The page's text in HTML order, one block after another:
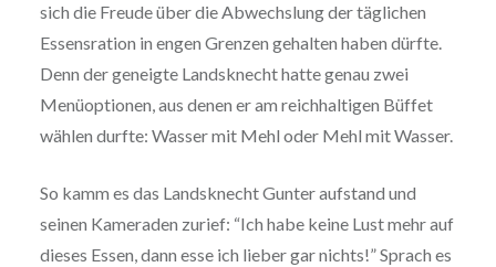
sich die Freude über die Abwechs­lung der täglichen
Essens­ra­ti­on in engen Grenzen gehalten haben dürfte.
Denn der geneigte Lands­knecht hatte genau zwei
Menü­op­tio­nen, aus denen er am reich­hal­ti­gen Büffet
wählen durfte: Wasser mit Mehl oder Mehl mit Wasser.
So kamm es das Lands­knecht Gunter aufstand und
seinen Kameraden zurief: “Ich habe keine Lust mehr auf
dieses Essen, dann esse ich lieber gar nichts!” Sprach es